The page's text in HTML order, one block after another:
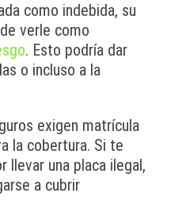
como indebida, su
verle como
. Esto podría dar
o incluso a la
exigen matrícula
la cobertura. Si te
llevar una placa ilegal,
a cubrir